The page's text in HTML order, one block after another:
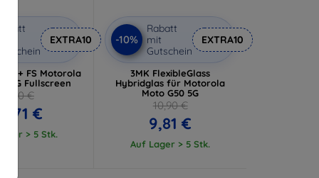
Rabatt
Gutschein
EXTRA10
FS Motorola
5G Fullscreen
11,90 €
10,71 €
> 5 Stk.
-10%
Rabatt
mit
Gutschein
EXTRA10
3MK FlexibleGlass
Hybridglas für Motorola
Moto G50 5G
10,90 €
9,81 €
Auf Lager > 5 Stk.